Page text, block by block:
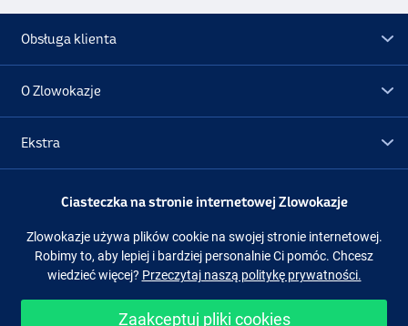
Obsługa klienta
O Zlowokazje
Ekstra
Promocje
Obserwuj nas Facebook Instagram
Ciasteczka na stronie internetowej Zlowokazje
Zlowokazje używa plików cookie na swojej stronie internetowej.
Robimy to, aby lepiej i bardziej personalnie Ci pomóc. Chcesz
wiedzieć więcej? Przeczytaj naszą politykę prywatności.
Zaakceptuj pliki cookies